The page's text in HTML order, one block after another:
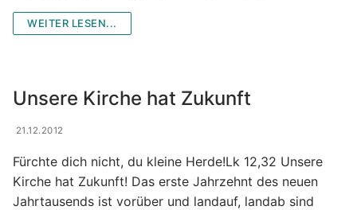
WEITER LESEN...
Unsere Kirche hat Zukunft
21.12.2012
Fürchte dich nicht, du kleine Herde!Lk 12,32 Unsere
Kirche hat Zukunft! Das erste Jahrzehnt des neuen
Jahrtausends ist vorüber und landauf, landab sind